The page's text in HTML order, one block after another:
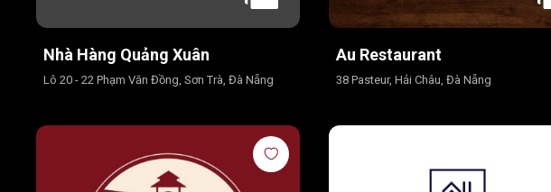
Nhà Hàng Quảng Xuân
Lô 20 - 22 Phạm Văn Đồng, Sơn Trà, Đà Nẵng
Au Restaurant
38 Pasteur, Hải Châu, Đà Nẵng